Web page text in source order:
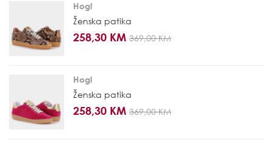
Hogl
Ženska patika
258,30 KM 369,00 KM
Hogl
Ženska patika
258,30 KM 369,00 KM